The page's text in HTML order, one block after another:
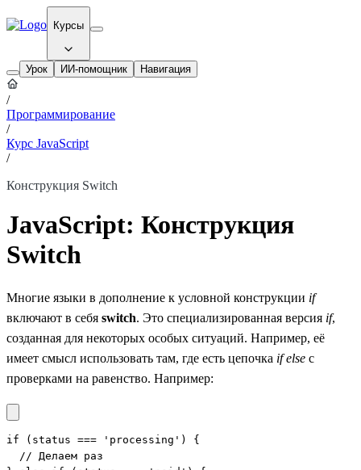
Курсы
Урок ИИ-помощник Навигация
/
Программирование
/
Курс JavaScript
/
Конструкция Switch
JavaScript: Конструкция
Switch
Многие языки в дополнение к условной конструкции if
включают в себя switch. Это специализированная версия if,
созданная для некоторых особых ситуаций. Например, её
имеет смысл использовать там, где есть цепочка if else с
проверками на равенство. Например:
if (status === 'processing') {
  // Делаем раз